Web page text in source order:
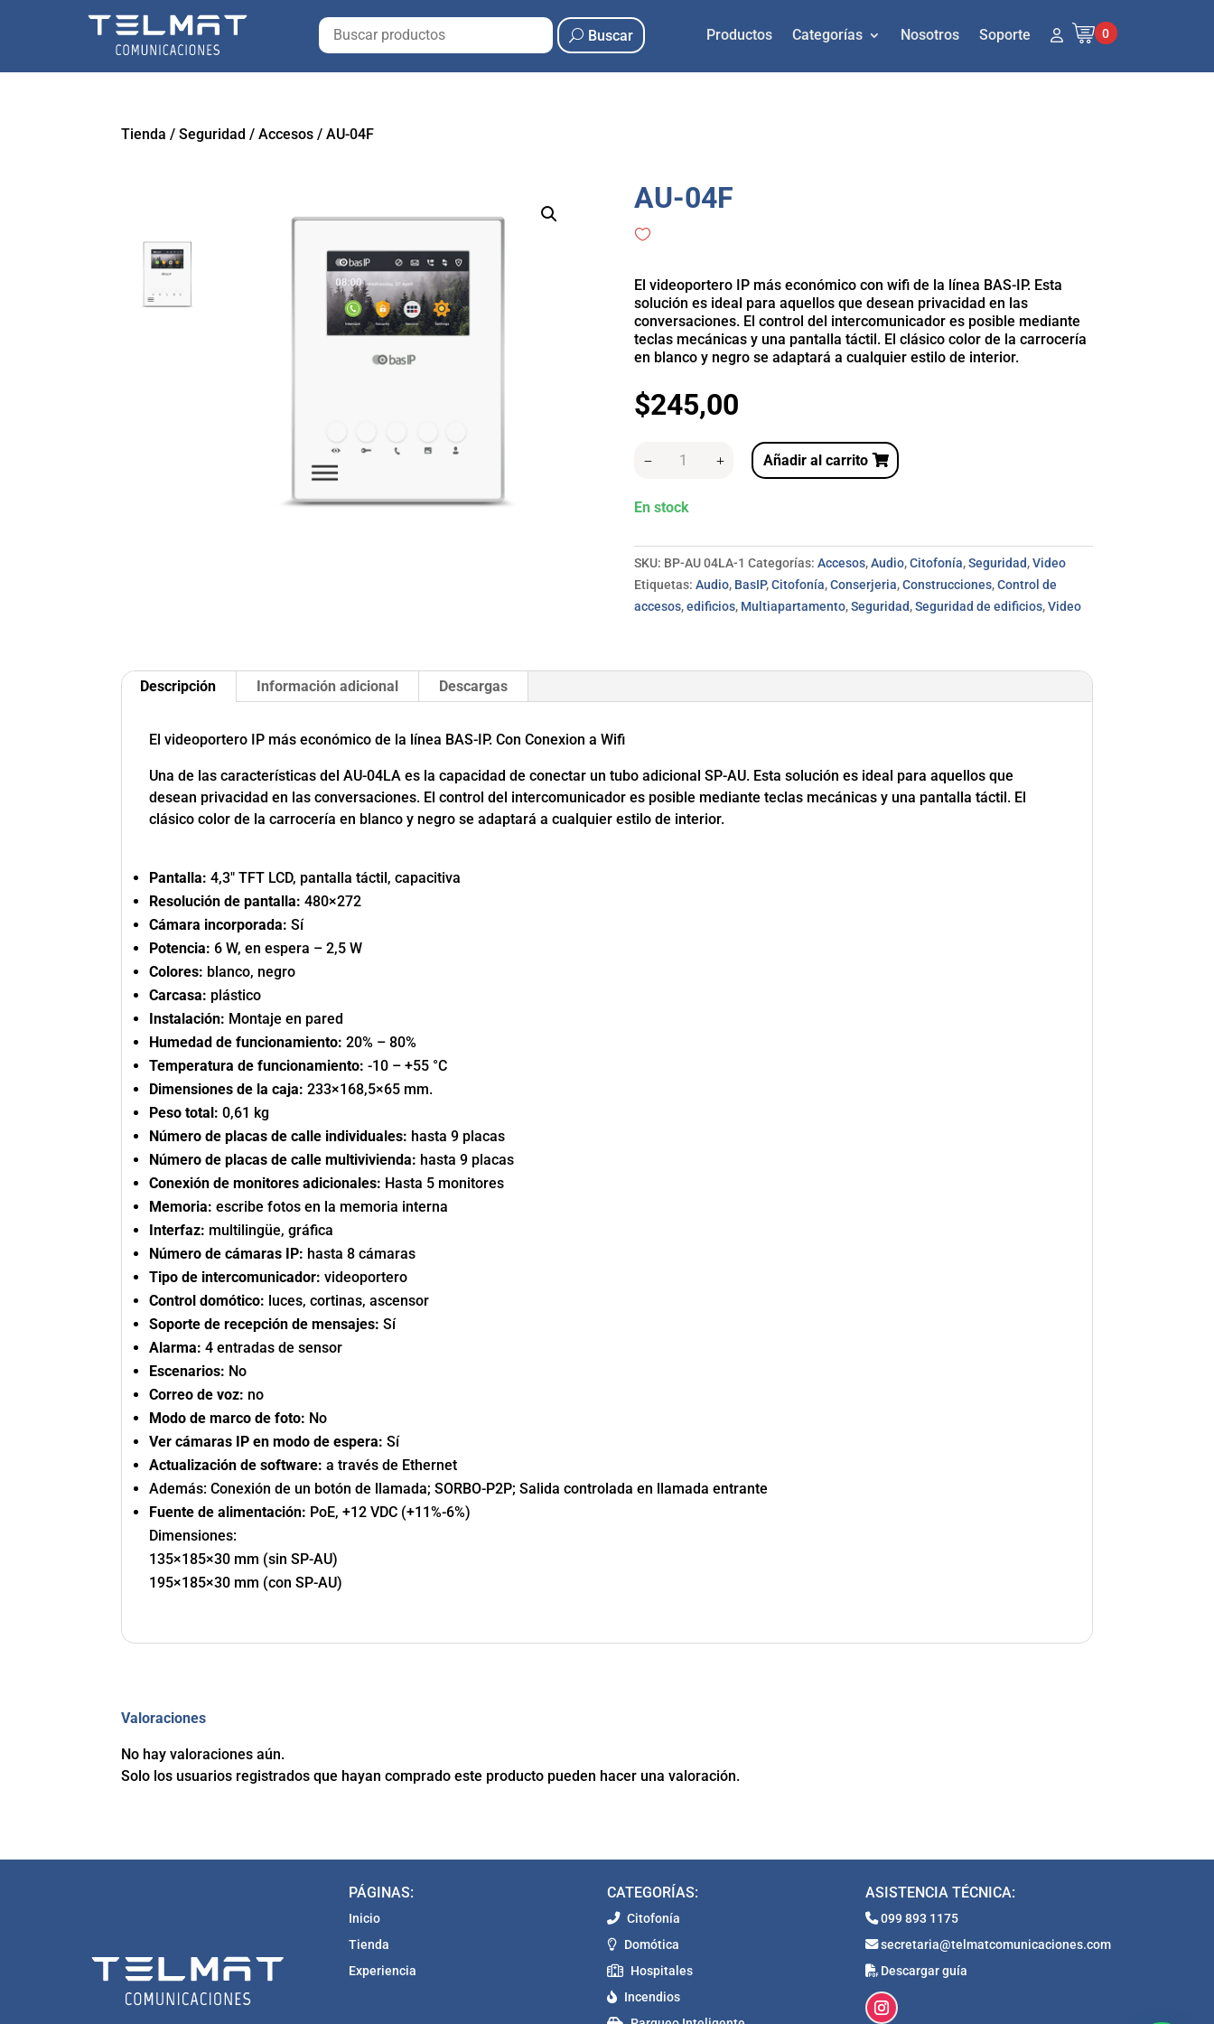
Buscar Productos Categorías Nosotros Soporte 0
Tienda /Seguridad /Accesos /AU-04F
AU-04F
El videoportero IP más económico con wifi de la línea BAS-IP. Esta
solución es ideal para aquellos que desean privacidad en las
conversaciones. El control del intercomunicador es posible mediante
teclas mecánicas y una pantalla táctil. El clásico color de la carrocería
en blanco y negro se adaptará a cualquier estilo de interior.
$245,00
Añadir al carrito
A
l
n
a
t
e
En stock
SKU: BP-AU 04LA-1 Categorías: Accesos,Audio,Citofonía,Seguridad,Video
Etiquetas: Audio, BasIP,Citofonía,Conserjeria,Construcciones,Control de
accesos,edificios, Multiapartamento,Seguridad,Seguridad de edificios,Video
Descripción Información adicional Descargas
El videoportero IP más económico de la línea BAS-IP. Con Conexion a Wifi
Una de las características del AU-04LA es la capacidad de conectar un tubo adicional SP-AU. Esta solución es ideal para aquellos que
desean privacidad en las conversaciones. El control del intercomunicador es posible mediante teclas mecánicas y una pantalla táctil. El
clásico color de la carrocería en blanco y negro se adaptará a cualquier estilo de interior.
Pantalla: 4,3″ TFT LCD, pantalla táctil, capacitiva
Resolución de pantalla: 480×272
Cámara incorporada: Sí
Potencia: 6 W, en espera – 2,5 W
Colores: blanco, negro
Carcasa: plástico
Instalación: Montaje en pared
Humedad de funcionamiento: 20% – 80%
Temperatura de funcionamiento: -10 – +55 °C
Dimensiones de la caja: 233×168,5×65 mm.
Peso total: 0,61 kg
Número de placas de calle individuales: hasta 9 placas
Número de placas de calle multivivienda: hasta 9 placas
Conexión de monitores adicionales: Hasta 5 monitores
Memoria: escribe fotos en la memoria interna
Interfaz: multilingüe, gráfica
Número de cámaras IP: hasta 8 cámaras
Tipo de intercomunicador: videoportero
Control domótico: luces, cortinas, ascensor
Soporte de recepción de mensajes: Sí
Alarma: 4 entradas de sensor
Escenarios: No
Correo de voz: no
Modo de marco de foto: No
Ver cámaras IP en modo de espera: Sí
Actualización de software: a través de Ethernet
Además: Conexión de un botón de llamada; SORBO-P2P; Salida controlada en llamada entrante
Fuente de alimentación: PoE, +12 VDC (+11%-6%)
Dimensiones:
135×185×30 mm (sin SP-AU)
195×185×30 mm (con SP-AU)
Valoraciones
No hay valoraciones aún.
Solo los usuarios registrados que hayan comprado este producto pueden hacer una valoración.
PÁGINAS:
Inicio
Tienda
Experiencia
CATEGORÍAS:
Citofonía
Domótica
Hospitales
Incendios
ASISTENCIA TÉCNICA:
099 893 1175
secretaria@telmatcomunicaciones.com
Descargar guía